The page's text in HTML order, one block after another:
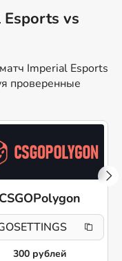
Esports vs
Imperial Esports
проверенные
CSGOPolygon
300 рублей